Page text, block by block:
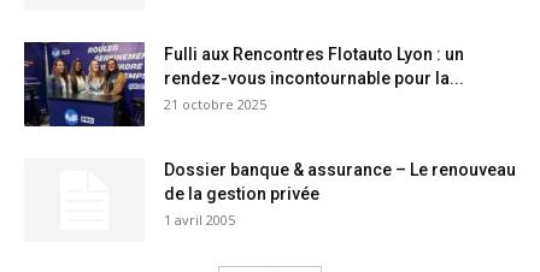
Fulli aux Rencontres Flotauto Lyon : un
rendez-vous incontournable pour la...
21 octobre 2025
Dossier banque & assurance – Le renouveau
de la gestion privée
1 avril 2005